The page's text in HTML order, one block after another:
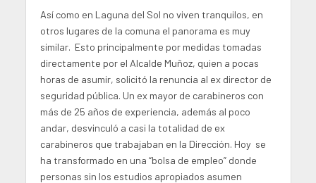
Así como en Laguna del Sol no viven tranquilos, en
otros lugares de la comuna el panorama es muy
similar. Esto principalmente por medidas tomadas
directamente por el Alcalde Muñoz, quien a pocas
horas de asumir, solicitó la renuncia al ex director de
seguridad pública. Un ex mayor de carabineros con
más de 25 años de experiencia, además al poco
andar, desvinculó a casi la totalidad de ex
carabineros que trabajaban en la Dirección. Hoy se
ha transformado en una “bolsa de empleo” donde
personas sin los estudios apropiados asumen